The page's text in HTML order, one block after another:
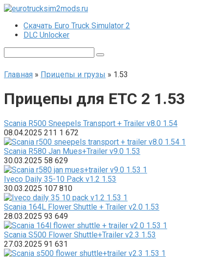
Перейти
контентуСкачать Euro Truck Simulator 2
DLC Unlocker
Главная » Прицепы и грузы » 1.53
Прицепы для ЕТС 2 1.53
Scania R500 Sneepels Transport + Trailer v8.0 1.54
08.04.2025 211 1 672
Scania R580 Jan Mues+Trailer v9.0 1.53
30.03.2025 58 629
Iveco Daily 35-10 Pack v1.2 1.53
30.03.2025 107 810
Scania 164L Flower Shuttle + Trailer v2.0 1.53
28.03.2025 93 649
Scania S500 Flower Shuttle+Trailer v2.3 1.53
27.03.2025 91 631